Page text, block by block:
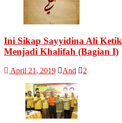
Ini Sikap Sayyidina Ali
Menjadi Khalifah (Bagian I)
April 21, 2019 And 2